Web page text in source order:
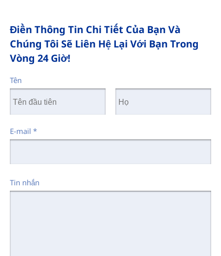
Điền Thông Tin Chi Tiết Của Bạn Và
Chúng Tôi Sẽ Liên Hệ Lại Với Bạn Trong
Vòng 24 Giờ!
Tên
E-mail *
Tin nhắn